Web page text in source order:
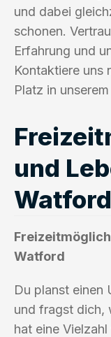
und dabei
schonen.
Erfahrung und
Kontaktiere uns
Platz in
und
Watford
Watford
Du planst einen
und fragst dich,
hat eine